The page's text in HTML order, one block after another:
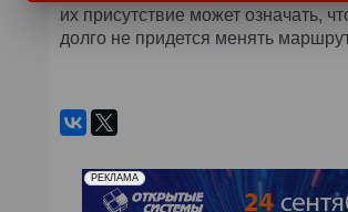
их присутствие может означать,
долго не придется менять
РЕКЛАМА